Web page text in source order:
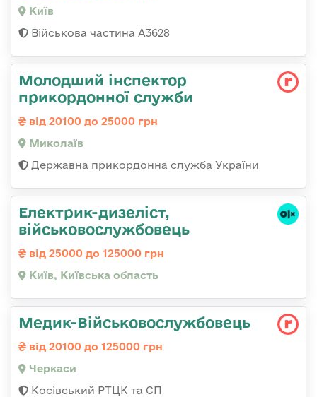
Київ
Військова частина А3628
Молодший інспектор
прикордонної служби
від 20100 до 25000 грн
Миколаїв
Державна прикордонна служба України
Електрик-дизеліст,
військовослужбовець
від 25000 до 125000 грн
Київ, Київська область
Медик-Військовослужбовець
від 20100 до 125000 грн
Черкаси
Косівський РТЦК та СП